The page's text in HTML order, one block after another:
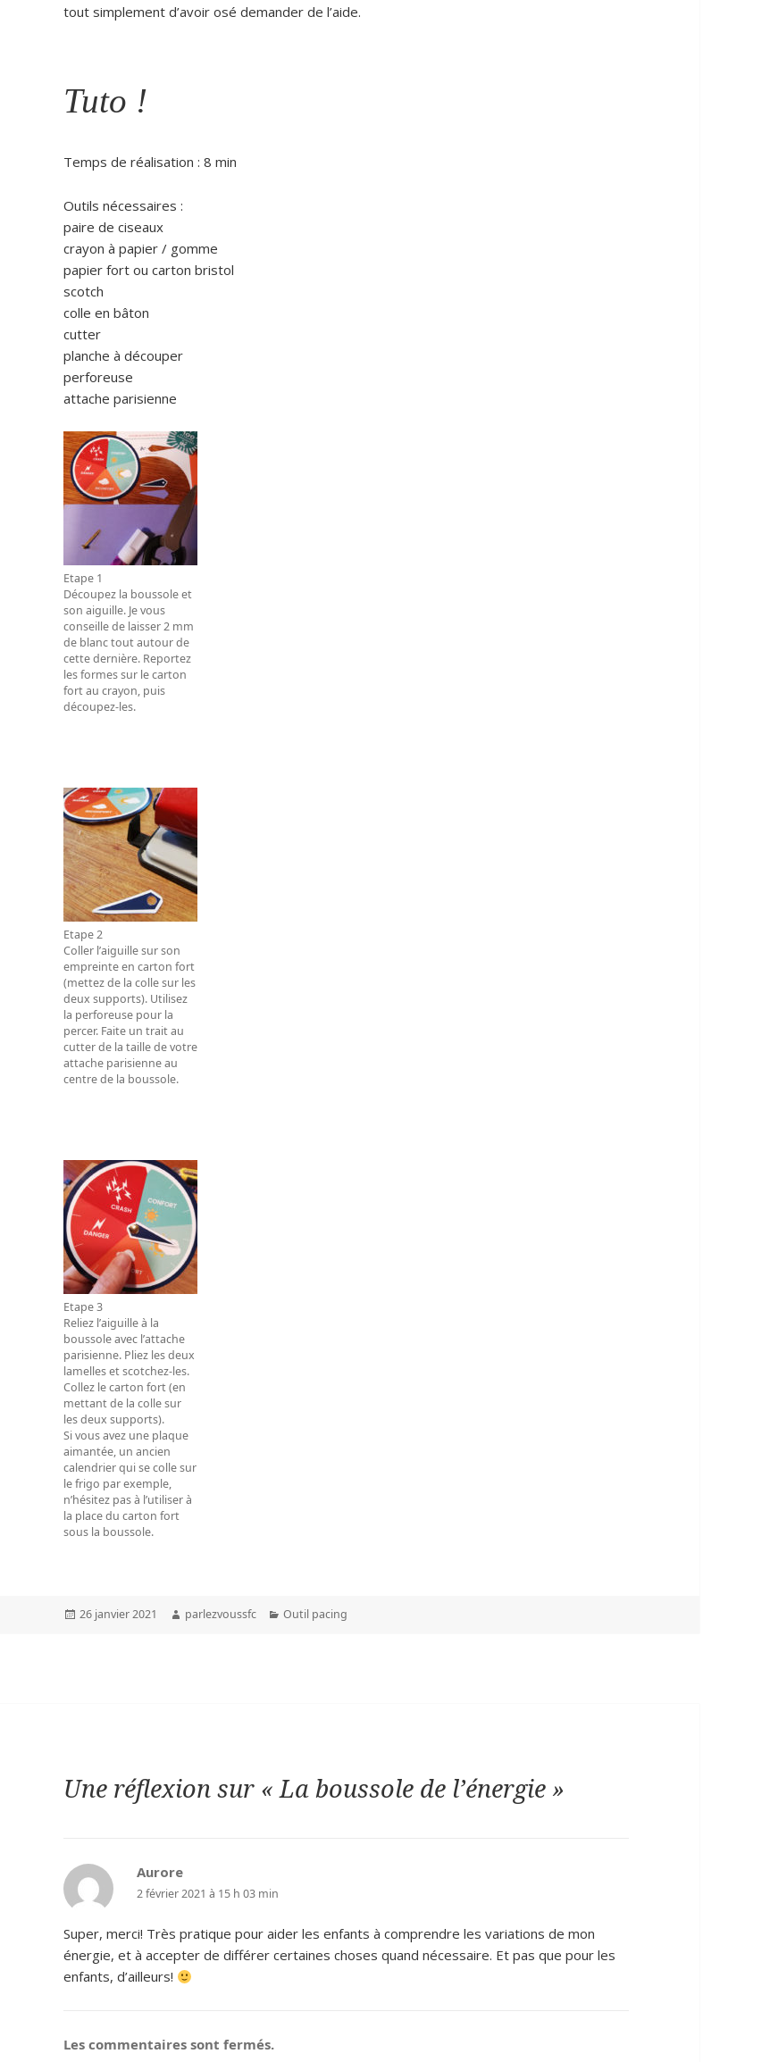
tout simplement d’avoir osé demander de l’aide.
Tuto !
Temps de réalisation : 8 min
Outils nécessaires :
paire de ciseaux
crayon à papier / gomme
papier fort ou carton bristol
scotch
colle en bâton
cutter
planche à découper
perforeuse
attache parisienne
Etape 1
Découpez la boussole et
son aiguille. Je vous
conseille de laisser 2 mm
de blanc tout autour de
cette dernière. Reportez
les formes sur le carton
fort au crayon, puis
découpez-les.
Etape 2
Coller l’aiguille sur son
empreinte en carton fort
(mettez de la colle sur les
deux supports). Utilisez
la perforeuse pour la
percer. Faite un trait au
cutter de la taille de votre
attache parisienne au
centre de la boussole.
Etape 3
Reliez l’aiguille à la
boussole avec l’attache
parisienne. Pliez les deux
lamelles et scotchez-les.
Collez le carton fort (en
mettant de la colle sur
les deux supports).
Si vous avez une plaque
aimantée, un ancien
calendrier qui se colle sur
le frigo par exemple,
n’hésitez pas à l’utiliser à
la place du carton fort
sous la boussole.
Publié
26 janvier 2021 Auteur
parlezvoussfc Catégories
Outil pacing
Une réflexion sur « La boussole de l’énergie »
Auroredit :
2 février 2021 à 15 h 03 min
Super, merci! Très pratique pour aider les enfants à comprendre les variations de mon
énergie, et à accepter de différer certaines choses quand nécessaire. Et pas que pour les
enfants, d’ailleurs!
Les commentaires sont fermés.